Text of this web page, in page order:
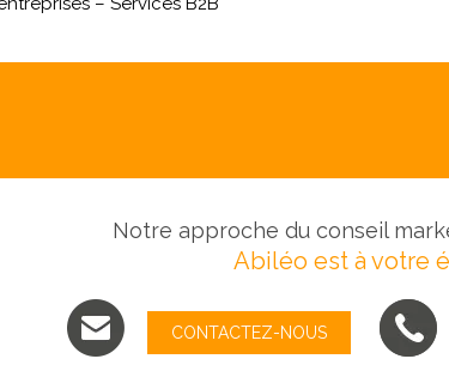
Notre approche du conseil
Abiléo est à votre
CONTACTEZ-NOUS